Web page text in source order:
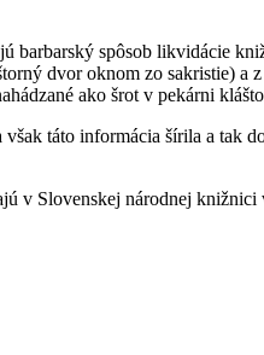
barbarský spôsob likvidácie
dvor oknom zo sakristie)
ako šrot v pekárni
táto informácia šírila a tak
v Slovenskej národnej